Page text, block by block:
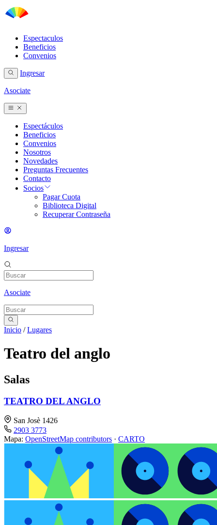
Espectaculos
Beneficios
Convenios
Ingresar
Asociate
Espectáculos
Beneficios
Convenios
Nosotros
Novedades
Preguntas Frecuentes
Contacto
Socios
Pagar Cuota
Biblioteca Digital
Recuperar Contraseña
Ingresar
Asociate
Inicio /Lugares
Teatro del anglo
Salas
TEATRO DEL ANGLO
San Josè 1426
2903 3773
Mapa: OpenStreetMap contributors · CARTO